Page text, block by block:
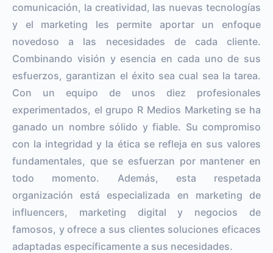
comunicación, la creatividad, las nuevas tecnologías
y el marketing les permite aportar un enfoque
novedoso a las necesidades de cada cliente.
Combinando visión y esencia en cada uno de sus
esfuerzos, garantizan el éxito sea cual sea la tarea.
Con un equipo de unos diez profesionales
experimentados, el grupo R Medios Marketing se ha
ganado un nombre sólido y fiable. Su compromiso
con la integridad y la ética se refleja en sus valores
fundamentales, que se esfuerzan por mantener en
todo momento. Además, esta respetada
organización está especializada en marketing de
influencers, marketing digital y negocios de
famosos, y ofrece a sus clientes soluciones eficaces
adaptadas específicamente a sus necesidades.